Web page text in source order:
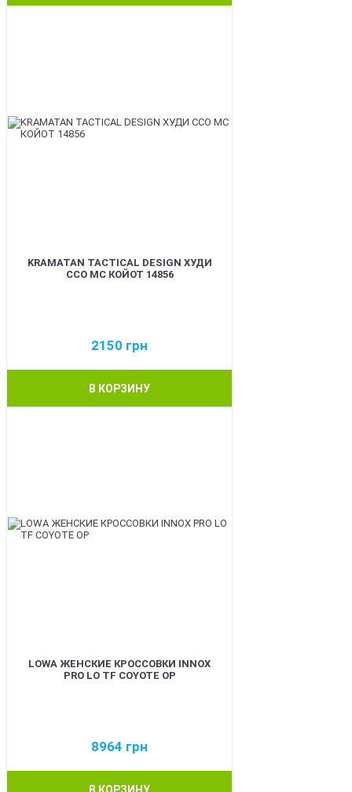
KRAMATAN TACTICAL DESIGN ХУДИ
ССО МС КОЙОТ 14856
2150 грн
В КОРЗИНУ
LOWA ЖЕНСКИЕ КРОССОВКИ INNOX
PRO LO TF COYOTE OP
8964 грн
В КОРЗИНУ